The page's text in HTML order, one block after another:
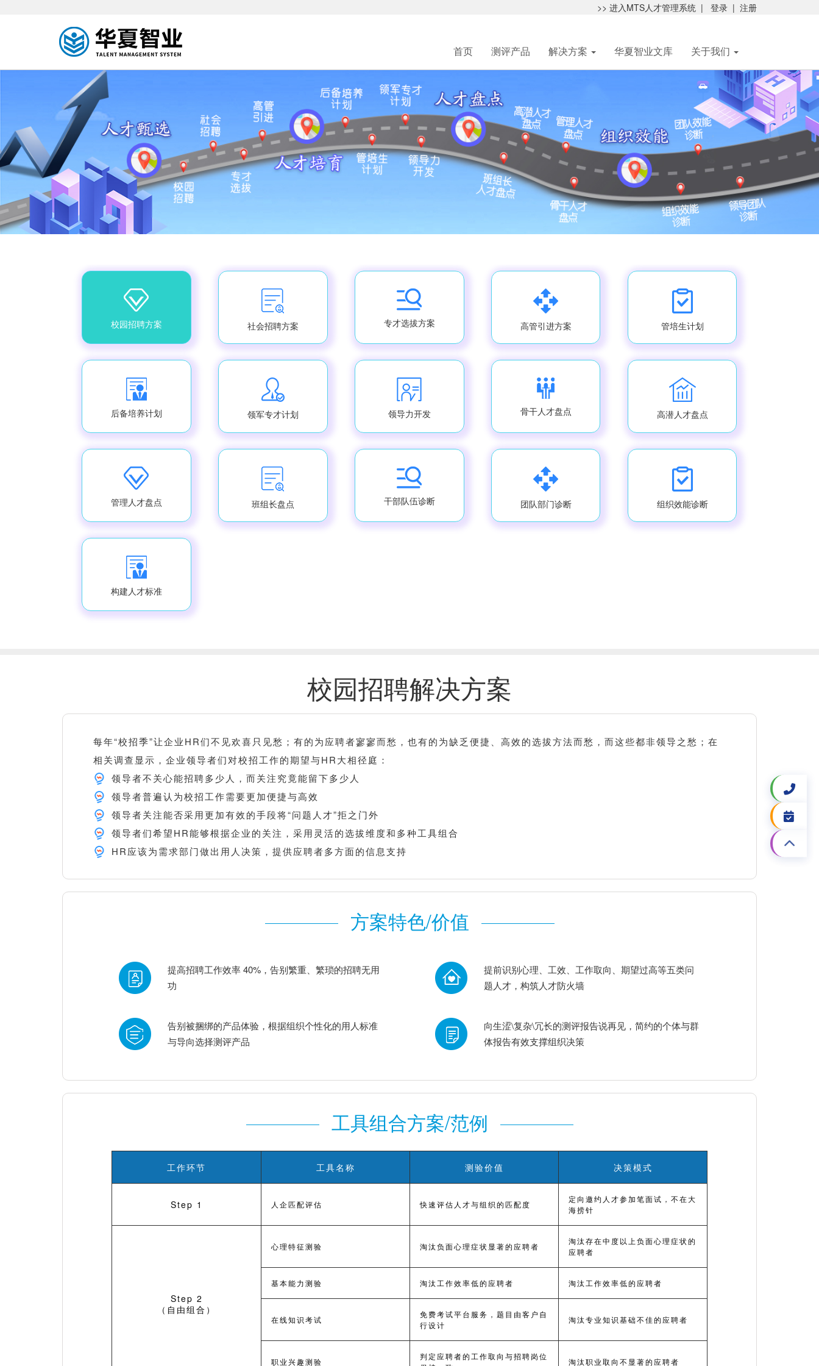
>> 进入MTS人才管理系统 | 登录 | 注册
首页 测评产品 解决方案 华夏智业文库 关于我们
校园招聘方案 社会招聘方案 专才选拔方案 高管引进方案 管培生计划
后备培养计划 领军专才计划 领导力开发 骨干人才盘点 高潜人才盘点
管理人才盘点 班组长盘点 干部队伍诊断 团队部门诊断 组织效能诊断
构建人才标准
校园招聘解决方案
每年“校招季”让企业HR们不见欢喜只见愁；有的为应聘者寥寥而愁，也有的为缺乏便捷、高效的选拔方法而愁，而这些都非领导之愁；在
相关调查显示，企业领导者们对校招工作的期望与HR大相径庭：
领导者不关心能招聘多少人，而关注究竟能留下多少人
领导者普遍认为校招工作需要更加便捷与高效
领导者关注能否采用更加有效的手段将“问题人才”拒之门外
领导者们希望HR能够根据企业的关注，采用灵活的选拔维度和多种工具组合
HR应该为需求部门做出用人决策，提供应聘者多方面的信息支持
方案特色/价值
提高招聘工作效率 40%，告别繁重、繁琐的招聘无用
功
提前识别心理、工效、工作取向、期望过高等五类问
题人才，构筑人才防火墙
告别被捆绑的产品体验，根据组织个性化的用人标准
与导向选择测评产品
向生涩\复杂\冗长的测评报告说再见，简约的个体与群
体报告有效支撑组织决策
工具组合方案/范例
工作环节 工具名称 测验价值 决策模式
Step 1 人企匹配评估 快速评估人才与组织的匹配度
定向邀约人才参加笔面试，不在大
海捞针
Step 2
（自由组合）
心理特征测验 淘汰负面心理症状显著的应聘者
淘汰存在中度以上负面心理症状的
应聘者
基本能力测验 淘汰工作效率低的应聘者 淘汰工作效率低的应聘者
在线知识考试
免费考试平台服务，题目由客户自
行设计
淘汰专业知识基础不佳的应聘者
职业兴趣测验
判定应聘者的工作取向与招聘岗位
淘汰职业取向不显著的应聘者